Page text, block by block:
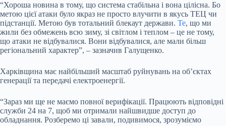
“Хороша новина в тому, що система стабільна і вона цілісна. Бо
метою цієї атаки було якраз не просто влучити в якусь ТЕЦ чи
підстанції. Метою був тотальний блекаут держави. Те, що ми
жили без обмежень всю зиму, зі світлом і теплом – це не тому,
що атаки не відбувалися. Вони відбувалися, але мали більш
регіональний характер”, – зазначив Галущенко.
Харківщина має найбільший масштаб руйнувань на об’єктах
генерації та передачі електроенергії.
“Зараз ми ще не маємо повної верифікації. Працюють відповідні
служби 24 на 7, щоб ми отримали найшвидше доступ до
обладнання. Розберемо ці завали, подивимося, зрозуміємо